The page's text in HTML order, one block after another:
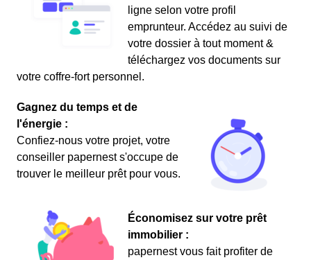
ligne selon votre profil
emprunteur. Accédez au suivi de
votre dossier à tout moment &
téléchargez vos documents sur
votre coffre-fort personnel.
Gagnez du temps et de
l'énergie :
Confiez-nous votre projet, votre
conseiller papernest s'occupe de
trouver le meilleur prêt pour vous.
Économisez sur votre prêt
immobilier :
papernest vous fait profiter de